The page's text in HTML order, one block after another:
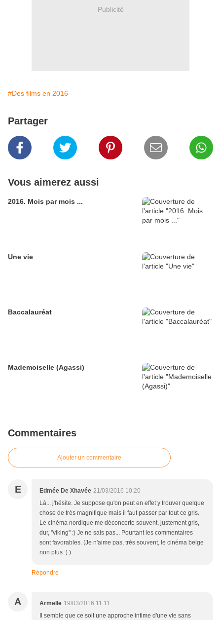
Publicité
#Des films en 2016
Partager
Vous aimerez aussi
2016. Mois par mois ...
Une vie
Baccalauréat
Mademoiselle (Agassi)
Commentaires
Ajouter un commentaire
E Edmée De Xhavée 21/03/2016 10:20
Là... j'hésite. Je suppose qu'on peut en effet y trouver quelque
chose de très magnifique mais il faut passer par tout ce gris.
Le cinéma nordique me déconcerte souvent, justement gris,
dur, "viking" :) Je ne sais pas... Pourtant les commentaires
sont favorables. (Je n'aime pas, très souvent, le cinéma belge
non plus :) )
Répondre
A Armelle 19/03/2016 11:11
Il semble que ce soit une approche intime d'une vie sans